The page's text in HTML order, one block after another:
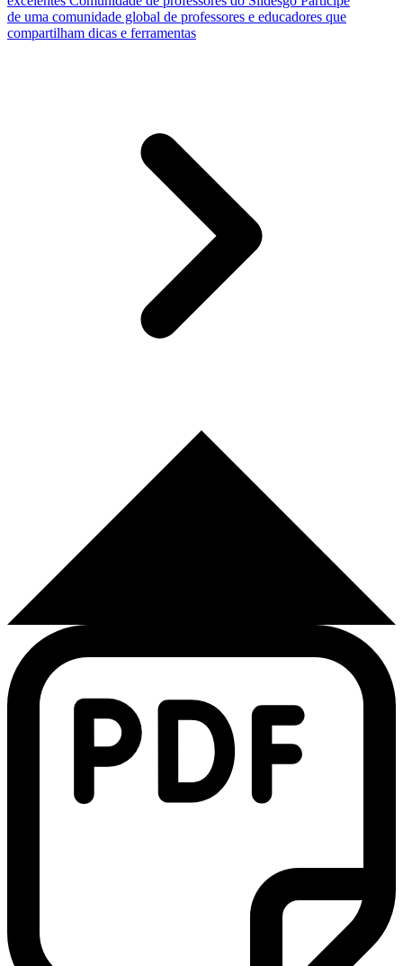
de uma comunidade global de professores e educadores que
compartilham dicas e ferramentas